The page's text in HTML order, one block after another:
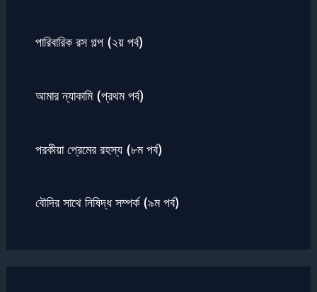
পারিবারিক রস গল্প (২য় পর্ব)
আমার ন্যাকামি (প্রথম পর্ব)
পরকীয়া প্রেমের রহস্য (৮ম পর্ব)
বৌদির সাথে নিষিদ্ধ সম্পর্ক (৯ম পর্ব)